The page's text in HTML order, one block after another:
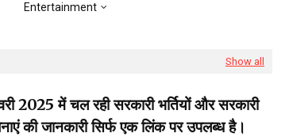
Entertainment
Show all
2025 में चल रही सरकारी भर्तियों और सरकारी
की जानकारी सिर्फ एक लिंक पर उपलब्ध है।